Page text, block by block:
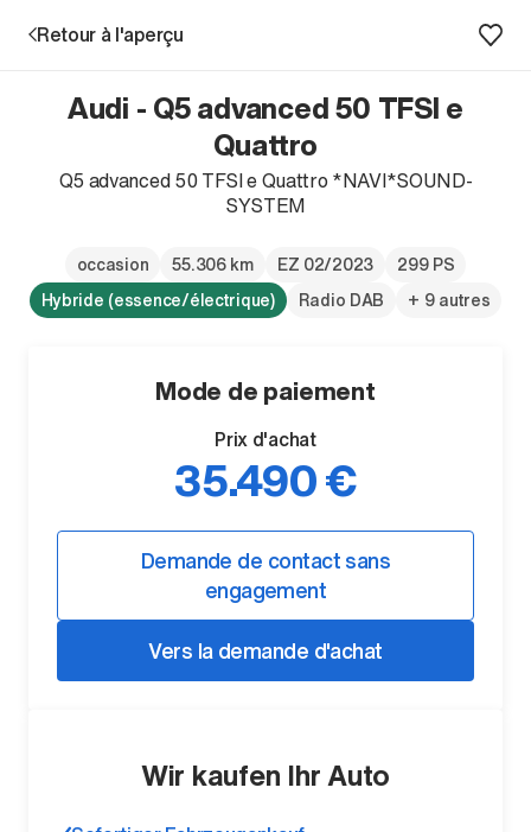
Prestations
Succursales
Recherche d'un véhicule
Retour à l'aperçu
Audi - Q5 advanced 50 TFSI e
Quattro
Q5 advanced 50 TFSI e Quattro *NAVI*SOUND-
SYSTEM
occasion 55.306 km EZ 02/2023
299 PS
Hybride (essence/électrique)
Radio DAB + 9 autres
Mode de paiement
Prix d'achat
35.490 €
Demande de contact sans
engagement
Vers la demande d'achat
Wir kaufen Ihr Auto